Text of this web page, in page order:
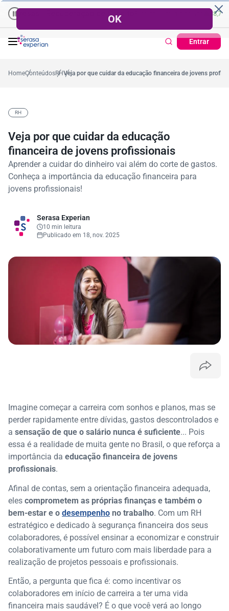
| Recuperação de Crédito
Entrar
Percentual no mês Cartão de Crédito | Cadastro
HomeConteúdosRHVeja por que cuidar da educação financeira de jovens
RH
Veja por que cuidar da educação
financeira de jovens profissionais
Aprender a cuidar do dinheiro vai além do corte de gastos.
Conheça a importância da educação financeira para
jovens profissionais!
Serasa Experian
10 min leitura
Publicado em 18, nov. 2025
Imagine começar a carreira com sonhos e planos, mas se
perder rapidamente entre dívidas, gastos descontrolados e
a sensação de que o salário nunca é suficiente... Pois
essa é a realidade de muita gente no Brasil, o que reforça a
importância da educação financeira de jovens
profissionais.
Afinal de contas, sem a orientação financeira adequada,
eles comprometem as próprias finanças e também o
bem-estar e o desempenho no trabalho. Com um RH
estratégico e dedicado à segurança financeira dos seus
colaboradores, é possível ensinar a economizar e construir
colaborativamente um futuro com mais liberdade para a
realização de projetos pessoais e profissionais.
Então, a pergunta que fica é: como incentivar os
colaboradores em início de carreira a ter uma vida
financeira mais saudável? É o que você verá ao longo